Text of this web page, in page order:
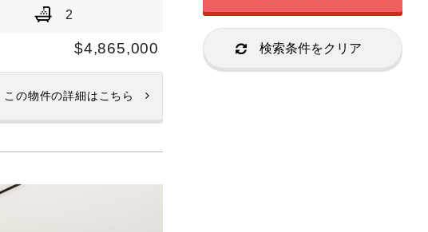
2
$4,865,000
この物件の詳細はこちら
検索条件をクリア